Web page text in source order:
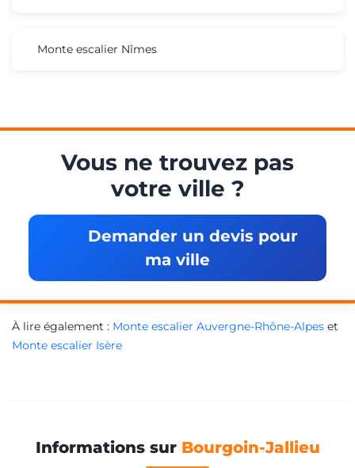
Monte escalier Nîmes
Vous ne trouvez pas
votre ville ?
Demander un devis pour
ma ville
À lire également : Monte escalier Auvergne-Rhône-Alpes et
Monte escalier Isère
Informations sur Bourgoin-Jallieu